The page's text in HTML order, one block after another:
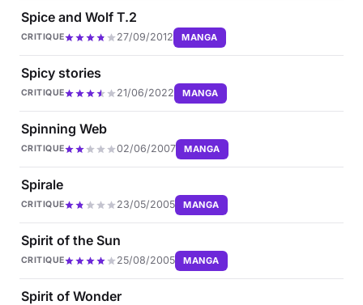
Spice and Wolf T.2
CRITIQUE 27/09/2012 MANGA
Spicy stories
CRITIQUE 21/06/2022 MANGA
Spinning Web
CRITIQUE 02/06/2007 MANGA
Spirale
CRITIQUE 23/05/2005 MANGA
Spirit of the Sun
CRITIQUE 25/08/2005 MANGA
Spirit of Wonder